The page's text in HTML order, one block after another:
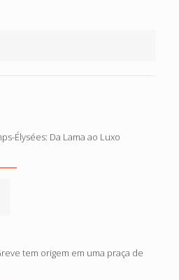
Élysées: Da Lama ao Luxo
tem origem em uma praça de